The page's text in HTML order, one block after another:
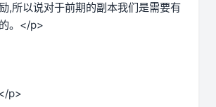
,所以说对于前期的副本我们是需要有
。</p>
p>